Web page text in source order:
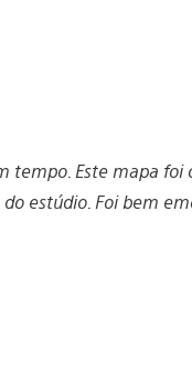
Este mapa
estúdio. Foi bem